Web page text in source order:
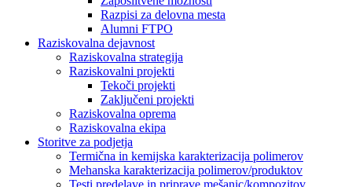
Razpisi za delovna mesta
Alumni FTPO
Raziskovalna dejavnost
Raziskovalna strategija
Raziskovalni projekti
Tekoči projekti
Zaključeni projekti
Raziskovalna oprema
Raziskovalna ekipa
Storitve za podjetja
Termična in kemijska karakterizacija polimerov
Mehanska karakterizacija polimerov/produktov
Testi predelave in priprave mešanic/kompozitov